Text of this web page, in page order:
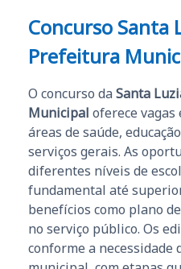
Concurso Santa
Prefeitura
O concurso da Santa
Municipal oferece
áreas de saúde,
serviços gerais. As
diferentes níveis de
fundamental até
benefícios como plano
no serviço público. Os
conforme a necessidade